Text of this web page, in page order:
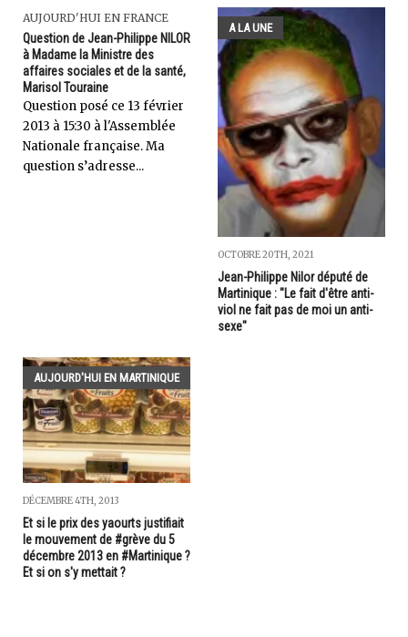
AUJOURD'HUI EN FRANCE
Question de Jean-Philippe NILOR
à Madame la Ministre des
affaires sociales et de la santé,
Marisol Touraine
Question posé ce 13 février
2013 à 15:30 à l'Assemblée
Nationale française. Ma
question s’adresse...
A LA UNE
OCTOBRE 20TH, 2021
Jean-Philippe Nilor député de
Martinique : "Le fait d'être anti-
viol ne fait pas de moi un anti-
sexe"
AUJOURD'HUI EN MARTINIQUE
DÉCEMBRE 4TH, 2013
Et si le prix des yaourts justifiait
le mouvement de #grève du 5
décembre 2013 en #Martinique ?
Et si on s'y mettait ?